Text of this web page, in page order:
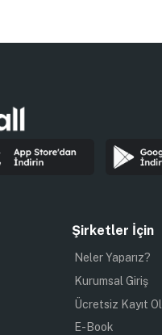
Şirketler İçin
Neler Yaparız?
Kurumsal Giriş
Ücretsiz Kayıt Ol
E-Book